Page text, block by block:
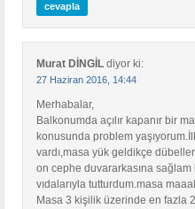
cevapla
Murat DİNGİL diyor ki:
27 Haziran 2016, 14:44
Merhabalar,
Balkonumda açılır kapanır bir
konusunda problem
vardı,masa yük geldikçe
on cephe duvararkasına sağlam
vıdalarıyla tutturdum.masa
Masa 3 kişilik üzerinde en fazla